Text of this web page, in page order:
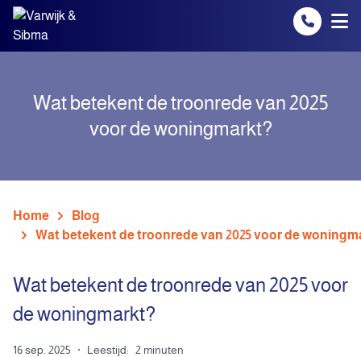
Spring naar inhoud
Wat betekent de troonrede van 2025
voor de woningmarkt?
Home
Blog
Wat betekent de troonrede van 2025 voor de
Wat betekent de troonrede van 2025 voor
de woningmarkt?
16 sep. 2025 · Leestijd: 2 minuten